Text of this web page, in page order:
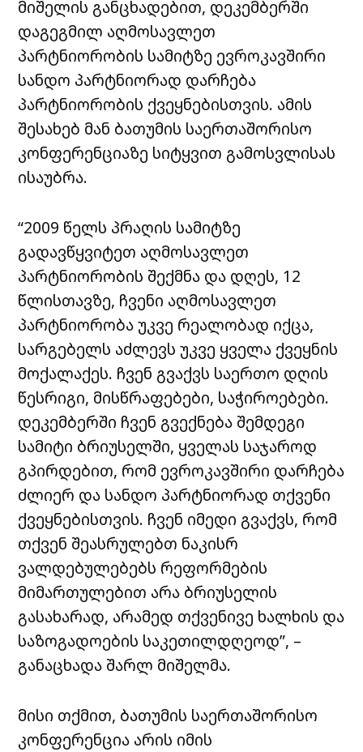
მიშელის განცხადებით, დეკემბერში
დაგეგმილ აღმოსავლეთ
პარტნიორობის სამიტზე ევროკავშირი
სანდო პარტნიორად დარჩება
პარტნიორობის ქვეყნებისთვის. ამის
შესახებ მან ბათუმის საერთაშორისო
კონფერენციაზე სიტყვით გამოსვლისას
ისაუბრა.
“2009 წელს პრაღის სამიტზე
გადავწყვიტეთ აღმოსავლეთ
პარტნიორობის შექმნა და დღეს, 12
წლისთავზე, ჩვენი აღმოსავლეთ
პარტნიორობა უკვე რეალობად იქცა,
სარგებელს აძლევს უკვე ყველა ქვეყნის
მოქალაქეს. ჩვენ გვაქვს საერთო დღის
წესრიგი, მისწრაფებები, საჭიროებები.
დეკემბერში ჩვენ გვექნება შემდეგი
სამიტი ბრიუსელში, ყველას საჯაროდ
გპირდებით, რომ ევროკავშირი დარჩება
ძლიერ და სანდო პარტნიორად თქვენი
ქვეყნებისთვის. ჩვენ იმედი გვაქვს, რომ
თქვენ შეასრულებთ ნაკისრ
ვალდებულებებს რეფორმების
მიმართულებით არა ბრიუსელის
გასახარად, არამედ თქვენივე ხალხის და
საზოგადოების საკეთილდღეოდ”, –
განაცხადა შარლ მიშელმა.
მისი თქმით, ბათუმის საერთაშორისო
კონფერენცია არის იმის